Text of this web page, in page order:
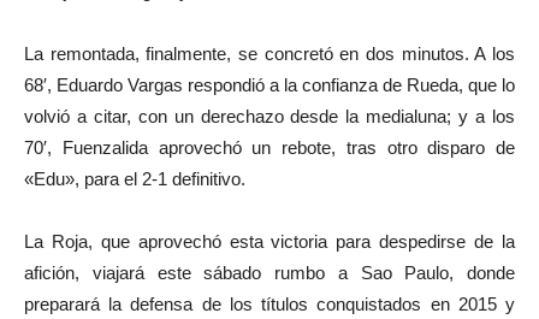
La remontada, finalmente, se concretó en dos minutos. A los
68′, Eduardo Vargas respondió a la confianza de Rueda, que lo
volvió a citar, con un derechazo desde la medialuna; y a los
70′, Fuenzalida aprovechó un rebote, tras otro disparo de
«Edu», para el 2-1 definitivo.
La Roja, que aprovechó esta victoria para despedirse de la
afición, viajará este sábado rumbo a Sao Paulo, donde
preparará la defensa de los títulos conquistados en 2015 y